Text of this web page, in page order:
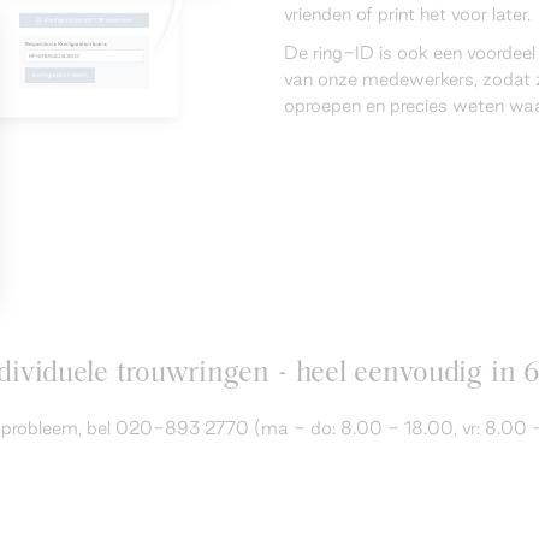
vrienden of print het voor later.
De ring-ID is ook een
van onze medewerkers, zodat
oproepen en precies weten
trouwringen - heel eenvoudig in
probleem, bel 020-893 2770 (ma - do: 8.00 - 18.00, vr: 8.00